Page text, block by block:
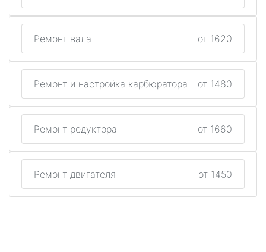
Ремонт вала от 1620
Ремонт и настройка карбюратора от 1480
Ремонт редуктора от 1660
Ремонт двигателя от 1450